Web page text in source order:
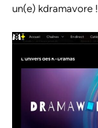
un(e) kdramavore !